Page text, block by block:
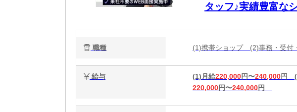
タッフ♪実績豊富な
職種 (1)携帯ショップ (2)事務・受
給与 (1)月給220,000円〜240,000円
220,000円〜240,000円